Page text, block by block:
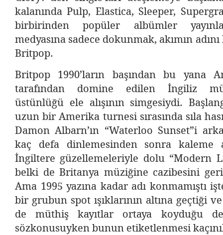
kalanında Pulp, Elastica, Sleeper,
birbirinden popüler albümler
medyasına sadece dokunmak, akımın
Britpop.
Britpop 1990’ların başından bu yana
tarafından domine edilen İngiliz
üstünlüğü ele alışının simgesiydi.
uzun bir Amerika turnesi sırasında sıla
Damon Albarn’ın “Waterloo Sunset”i
kaç defa dinlemesinden sonra kaleme
İngiltere güzellemeleriyle dolu “Modern
belki de Britanya müziğine cazibesini
Ama 1995 yazına kadar adı konmamıştı
bir grubun spot ışıklarının altına geçtiği
de müthiş kayıtlar ortaya koyduğu
sözkonusuyken bunun etiketlenmesi